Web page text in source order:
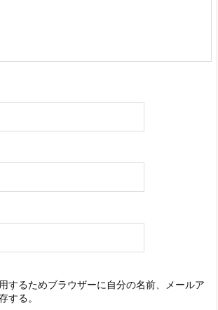
するためブラウザーに自分の名前、メールア
する。